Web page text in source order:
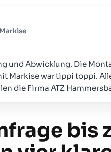
und Abwicklung. Die
Markise war tippi toppi.
die Firma ATZ
bis